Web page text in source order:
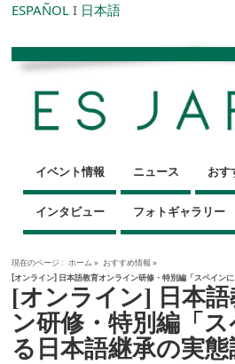
ESPAÑOL I 日本語
イベント情報 ニュース おす
インタビュー フォトギャラリー
現在のページ : ホーム » おすすめ情報 »
[オンライン] 日本語教育オンライン研修・特別編「スペイン
[オンライン] 日本
ン研修・特別編「
る日本語継承の実態